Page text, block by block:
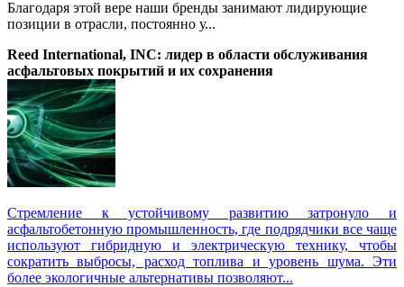
Благодаря этой вере наши бренды занимают лидирующие
позиции в отрасли, постоянно у...
Reed International, INC: лидер в области обслуживания
асфальтовых покрытий и их сохранения
Стремление к устойчивому развитию затронуло и
асфальтобетонную промышленность, где подрядчики все чаще
используют гибридную и электрическую технику, чтобы
сократить выбросы, расход топлива и уровень шума. Эти
более экологичные альтернативы позволяют...